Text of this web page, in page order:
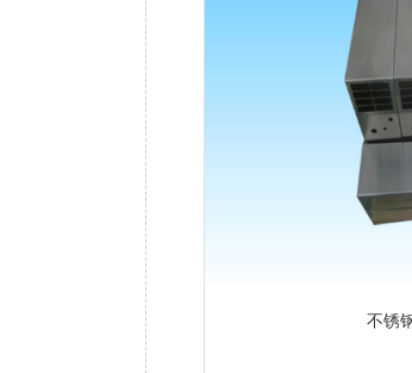
不锈